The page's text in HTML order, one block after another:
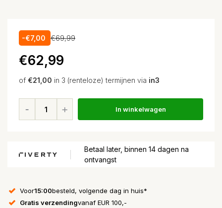
-€7,00 €69,99
€62,99
of €21,00 in 3 (renteloze) termijnen via in3
In winkelwagen
Betaal later, binnen 14 dagen na
ontvangst
Voor15:00besteld, volgende dag in huis*
Gratis verzendingvanaf EUR 100,-